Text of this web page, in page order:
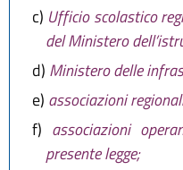
c) Ufficio scolastico
del Ministero
d) Ministero delle
e) associazioni
f) associazioni
presente legge;